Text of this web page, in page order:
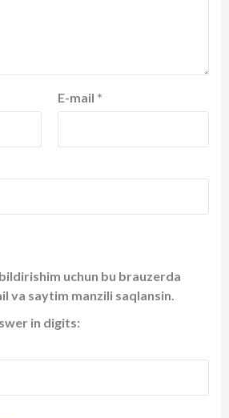
E-mail *
uchun bu brauzerda
va saytim manzili saqlansin.
in digits: